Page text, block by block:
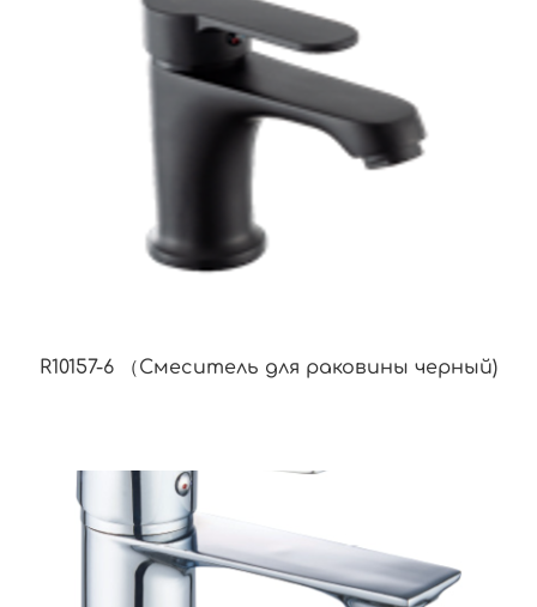
R10157-6 （Смеситель для раковины черный)